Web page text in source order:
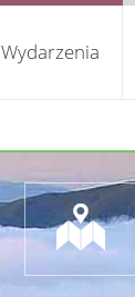
Wydarzenia